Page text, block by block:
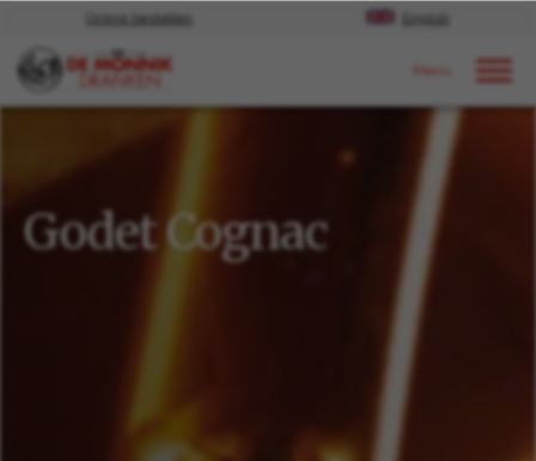
Online bestellen English
Godet Cognac